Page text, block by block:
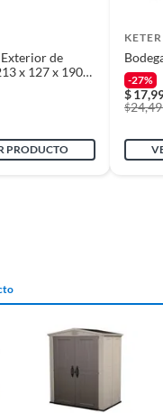
Exterior de
x 127 x 190
PRODUCTO
KETER
-27%
$
$